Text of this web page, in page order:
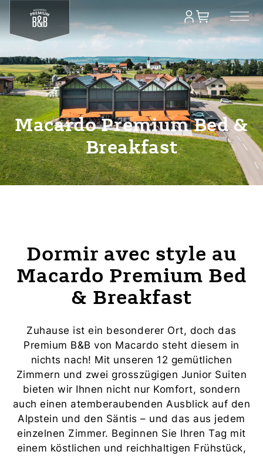
Macardo Premium Bed &
Breakfast
Dormir avec style au
Macardo Premium Bed
& Breakfast
Zuhause ist ein besonderer Ort, doch das
Premium B&B von Macardo steht diesem in
nichts nach! Mit unseren 12 gemütlichen
Zimmern und zwei grosszügigen Junior Suiten
bieten wir Ihnen nicht nur Komfort, sondern
auch einen atemberaubenden Ausblick auf den
Alpstein und den Säntis – und das aus jedem
einzelnen Zimmer. Beginnen Sie Ihren Tag mit
einem köstlichen und reichhaltigen Frühstück,